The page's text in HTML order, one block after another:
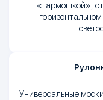
«гармошкой»,
Универсальные